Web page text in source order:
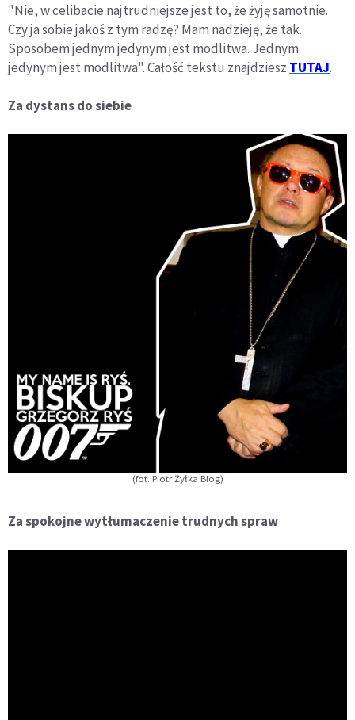
"Nie, w celibacie najtrudniejsze jest to, że żyję samotnie.
Czy ja sobie jakoś z tym radzę? Mam nadzieję, że tak.
Sposobem jednym jedynym jest modlitwa. Jednym
jedynym jest modlitwa". Całość tekstu znajdziesz TUTAJ.
Za dystans do siebie
(fot. Piotr Żyłka Blog)
Za spokojne wytłumaczenie trudnych spraw